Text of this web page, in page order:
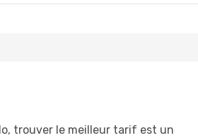
trouver le meilleur tarif est un